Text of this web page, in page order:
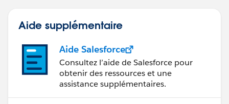
Aide supplémentaire
Aide Salesforce
Consultez l’aide de Salesforce pour
obtenir des ressources et une
assistance supplémentaires.